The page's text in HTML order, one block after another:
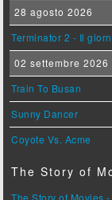
28 agosto 2026
Terminator 2 - Il
02 settembre 2026
Train To Busan
Sunny Dancer
Coyote Vs. Acme
The Story of